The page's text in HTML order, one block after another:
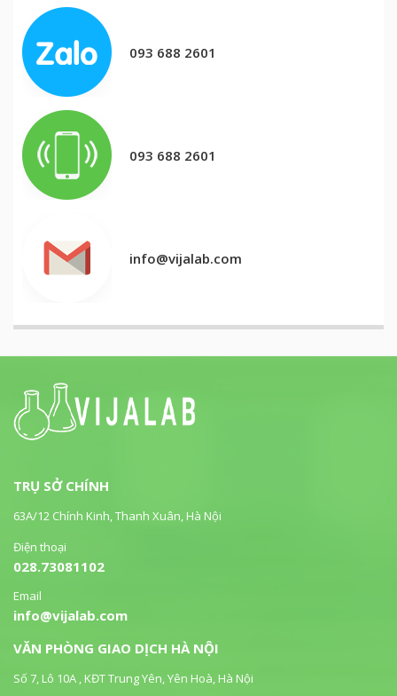
093 688 2601
093 688 2601
info@vijalab.com
TRỤ SỞ CHÍNH
63A/12 Chính Kinh, Thanh Xuân, Hà Nội
Điện thoại
028.73081102
Email
info@vijalab.com
VĂN PHÒNG GIAO DỊCH HÀ NỘI
Số 7, Lô 10A , KĐT Trung Yên, Yên Hoà, Hà Nội